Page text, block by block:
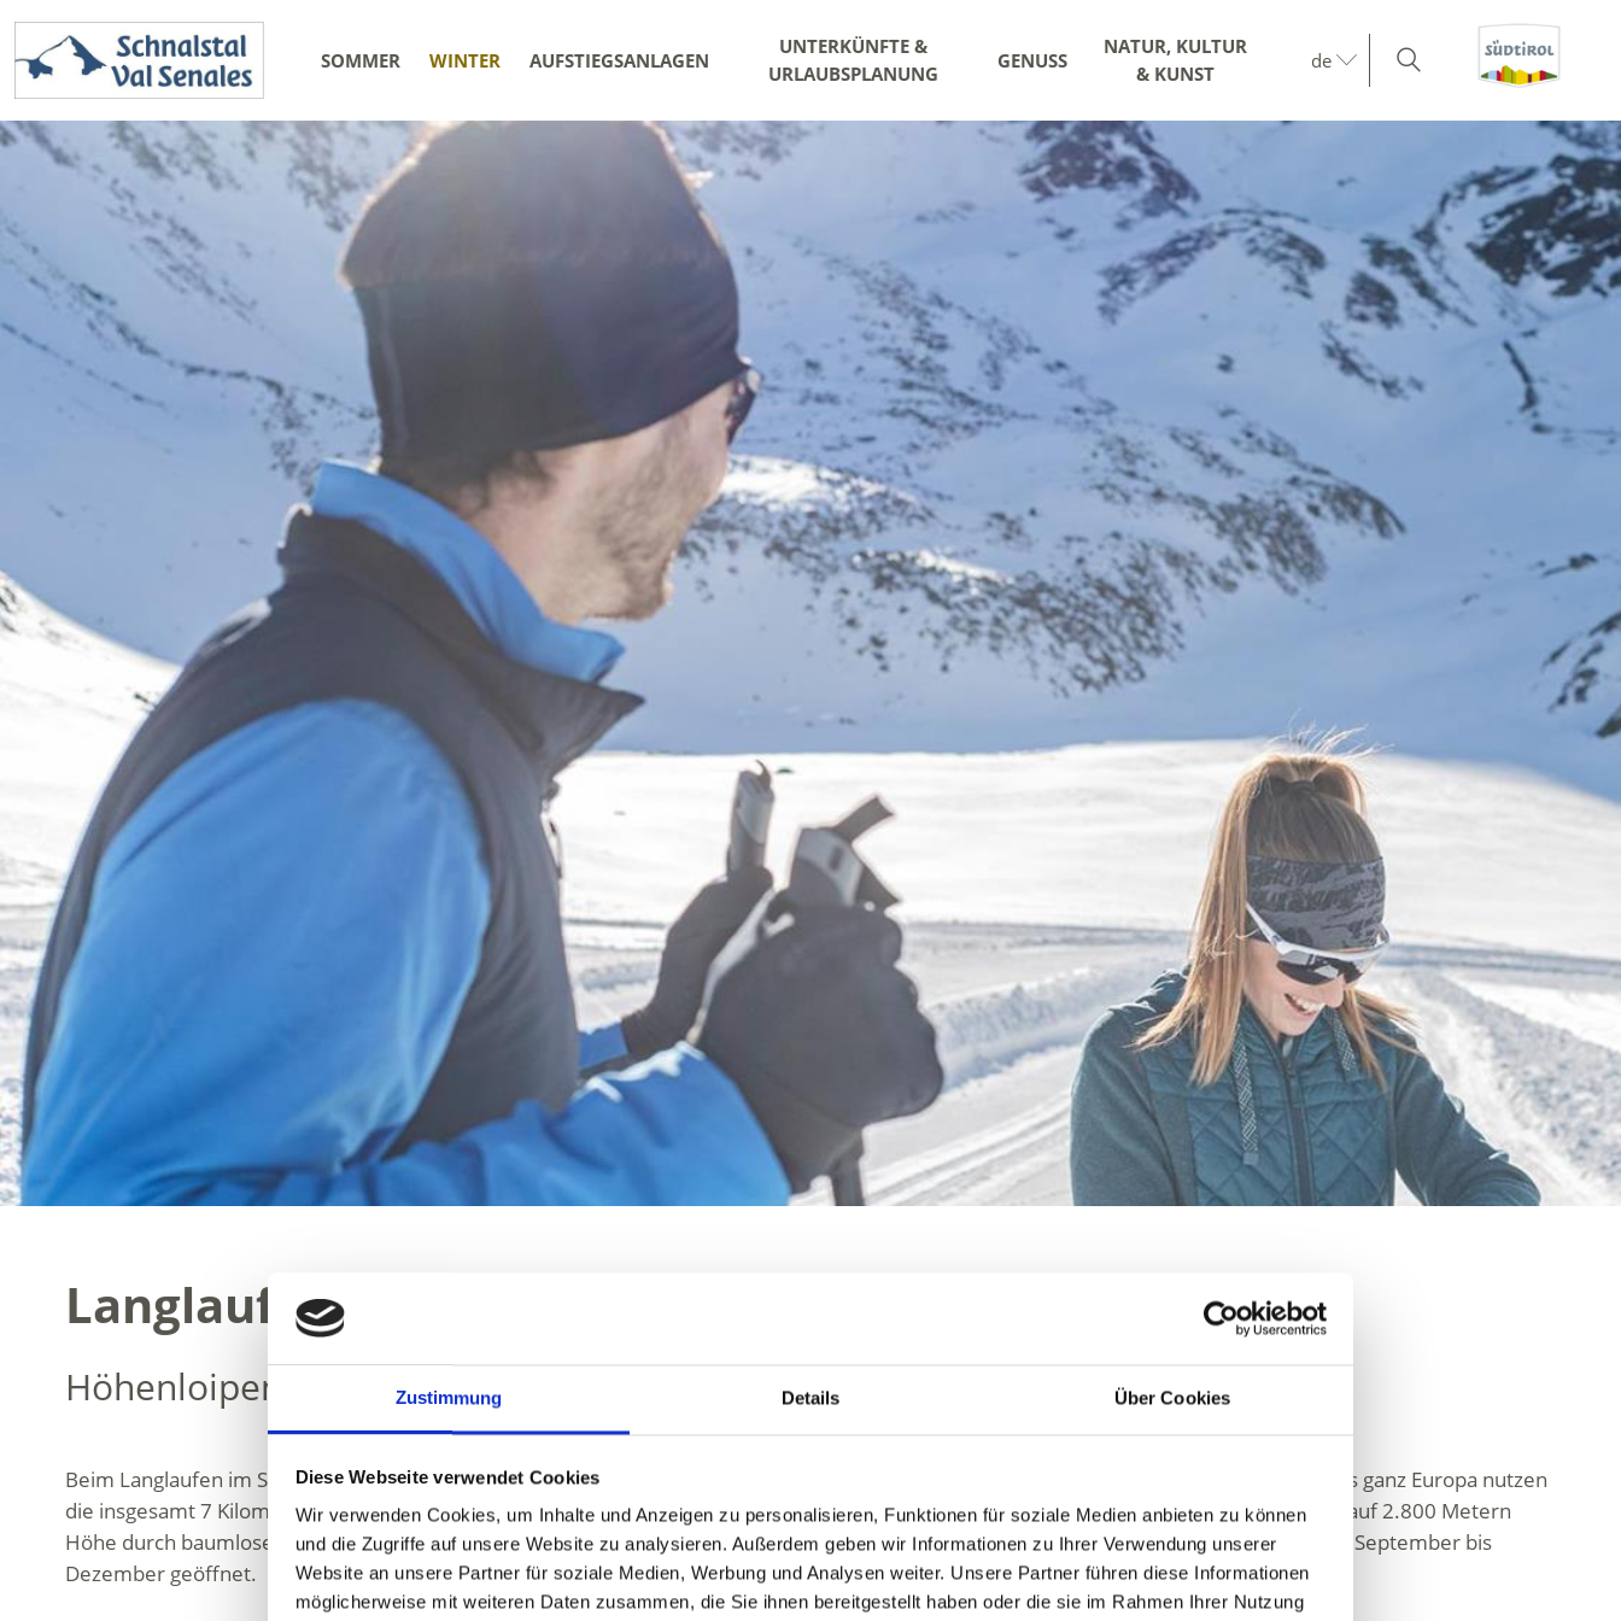
Zustimmung Details Über Cookies
Diese Webseite verwendet Cookies
Wir verwenden Cookies, um Inhalte und Anzeigen zu personalisieren, Funktionen für soziale Medien anbieten zu können
und die Zugriffe auf unsere Website zu analysieren. Außerdem geben wir Informationen zu Ihrer Verwendung unserer
Website an unsere Partner für soziale Medien, Werbung und Analysen weiter. Unsere Partner führen diese Informationen
möglicherweise mit weiteren Daten zusammen, die Sie ihnen bereitgestellt haben oder die sie im Rahmen Ihrer Nutzung
SOMMER WINTER AUFSTIEGSANLAGEN
UNTERKÜNFTE &
URLAUBSPLANUNG
GENUSS
NATUR, KULTUR
& KUNST
de
Langlaufen im Schnalstal
Höhenloipen und Langlaufgenuss am Schnalstaler Gletscher
Beim Langlaufen im Schnalstal gleiten Wintersportler Seite an Seite mit den Stars des nordischen Skisports über den Gletscher. Teams aus ganz Europa nutzen
die insgesamt 7 Kilometer lange Höhenloipe Hochjoch, um sich auf ihre Wettkämpfe vorzubereiten. Die kurvenreichen Loipen verlaufen auf 2.800 Metern
Höhe durch baumloses, hochalpines Gelände und bieten beeindruckende Ausblicke auf die Ötztaler Alpen. Die Loipe am Hochjoch ist von September bis
Dezember geöffnet.